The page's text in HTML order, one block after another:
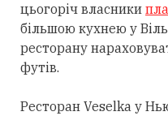
цьогоріч власники
більшою кухнею у
ресторану
футів.
Ресторан Veselka у